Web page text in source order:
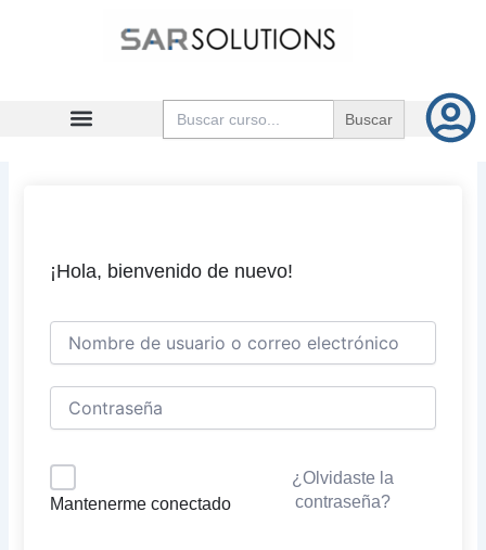
Buscar:
¡Hola, bienvenido de nuevo!
Mantenerme conectado
¿Olvidaste la
contraseña?